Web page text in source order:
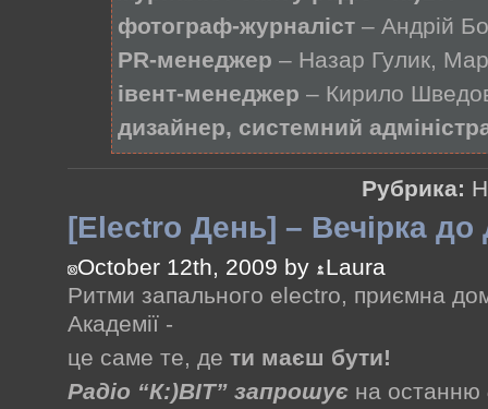
фотограф-журналіст – Андрій
PR-менеджер – Назар Гулик,
івент-менеджер – Кирило
дизайнер, системний
Рубрика:
[Electro День] – Вечірка до
October 12th, 2009 by
Laura
Ритми запального electro, приємна
Академії -
це саме те, де ти маєш бути!
Радіо “К:)ВІТ” запрошує на останню